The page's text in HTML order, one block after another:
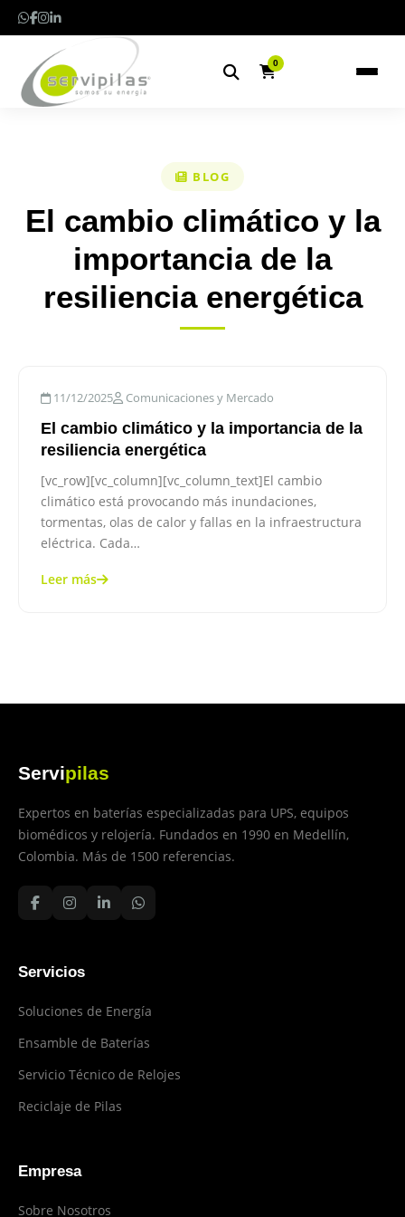
0
BLOG
El cambio climático y la
importancia de la
resiliencia energética
11/12/2025 Comunicaciones y Mercado
El cambio climático y la importancia de la
resiliencia energética
[vc_row][vc_column][vc_column_text]El cambio
climático está provocando más inundaciones,
tormentas, olas de calor y fallas en la infraestructura
eléctrica. Cada…
Leer más
Servipilas
Expertos en baterías especializadas para UPS, equipos
biomédicos y relojería. Fundados en 1990 en Medellín,
Colombia. Más de 1500 referencias.
Servicios
Soluciones de Energía
Ensamble de Baterías
Servicio Técnico de Relojes
Reciclaje de Pilas
Empresa
Sobre Nosotros